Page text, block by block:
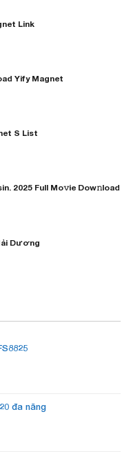
Link
Yify Magnet
S List
2025 Full Mo𝚟ie Dow𝚗load
Dương
đa năng